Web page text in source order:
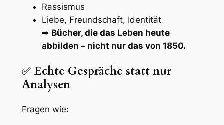
Rassismus
Liebe, Freundschaft, Identität
➡ Bücher, die das Leben heute
abbilden – nicht nur das von 1850.
✅Echte Gespräche statt nur
Analysen
Fragen wie: